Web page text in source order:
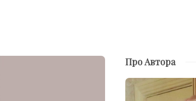
Про Автора